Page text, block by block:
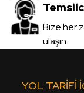
Bize her
ulaşın.
YOL TARİFİ